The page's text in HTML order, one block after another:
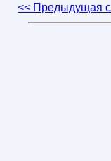
<< Предыдущая